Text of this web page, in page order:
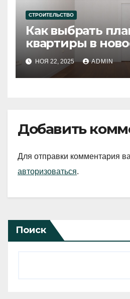
СТРОИТЕЛЬСТВО
Как выбрать
квартиры в
НОЯ 22, 2025 ADMIN
Добавить
Для отправки комментария
авторизоваться.
Поиск